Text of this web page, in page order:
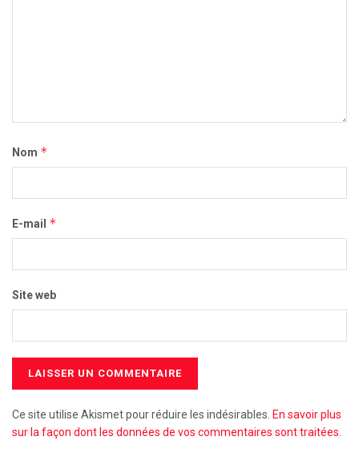
Nom *
E-mail *
Site web
Ce site utilise Akismet pour réduire les indésirables. En savoir plus
sur la façon dont les données de vos commentaires sont traitées